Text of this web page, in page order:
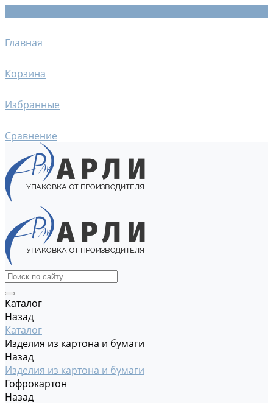
Главная
Корзина
Избранные
Сравнение
Каталог
Назад
Каталог
Изделия из картона и бумаги
Назад
Изделия из картона и бумаги
Гофрокартон
Назад